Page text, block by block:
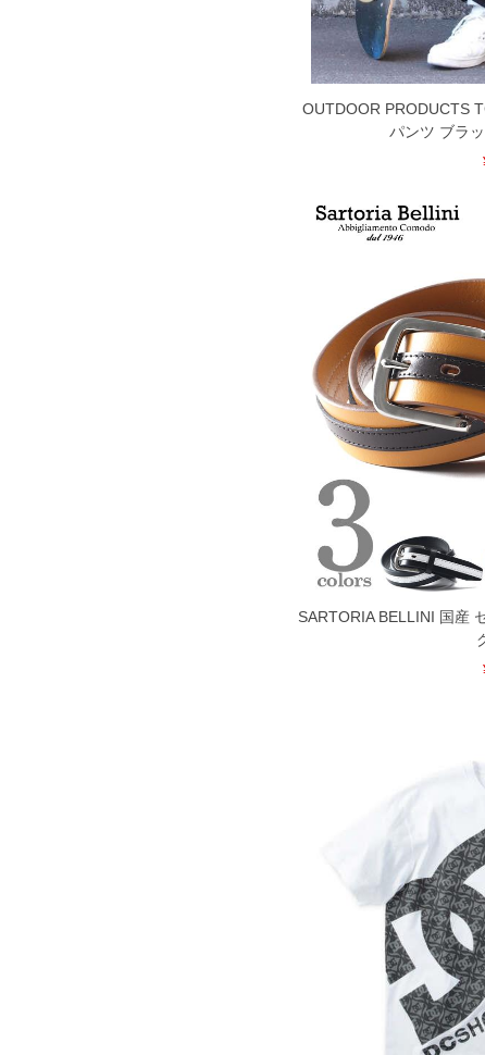
裾上げ料金は500円+税となります。
備考欄に股下●cmとご記入下さい。
が対象。1本5,999円以下の商品は有
出荷まで約1週間～20日間程お時間を
一部、お直しに対応出来ない商品が
いる、極端なデザインが施されている
下着(肌着)やワイシャツは商品の性
承くださいませ。
OUTDOOR PRODUCTS
パンツ ブラ
SARTORIA BELLINI 国産